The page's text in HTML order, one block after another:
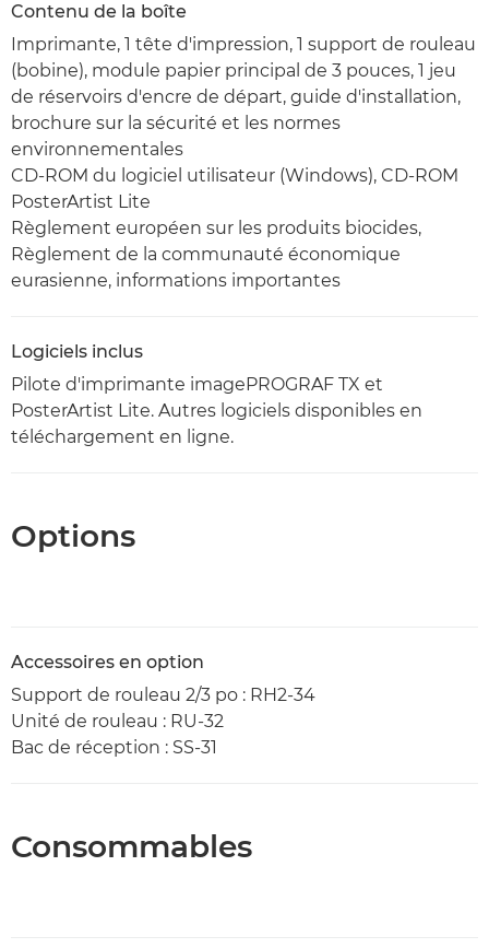
Contenu de la boîte
Imprimante, 1 tête d'impression, 1 support de rouleau
(bobine), module papier principal de 3 pouces, 1 jeu
de réservoirs d'encre de départ, guide d'installation,
brochure sur la sécurité et les normes
environnementales
CD-ROM du logiciel utilisateur (Windows), CD-ROM
PosterArtist Lite
Règlement européen sur les produits biocides,
Règlement de la communauté économique
eurasienne, informations importantes
Logiciels inclus
Pilote d'imprimante imagePROGRAF TX et
PosterArtist Lite. Autres logiciels disponibles en
téléchargement en ligne.
Options
Accessoires en option
Support de rouleau 2/3 po : RH2-34
Unité de rouleau : RU-32
Bac de réception : SS-31
Consommables